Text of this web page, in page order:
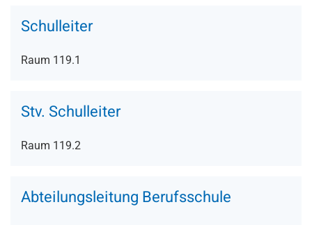
Schulleiter
Raum 119.1
Stv. Schulleiter
Raum 119.2
Abteilungsleitung Berufsschule